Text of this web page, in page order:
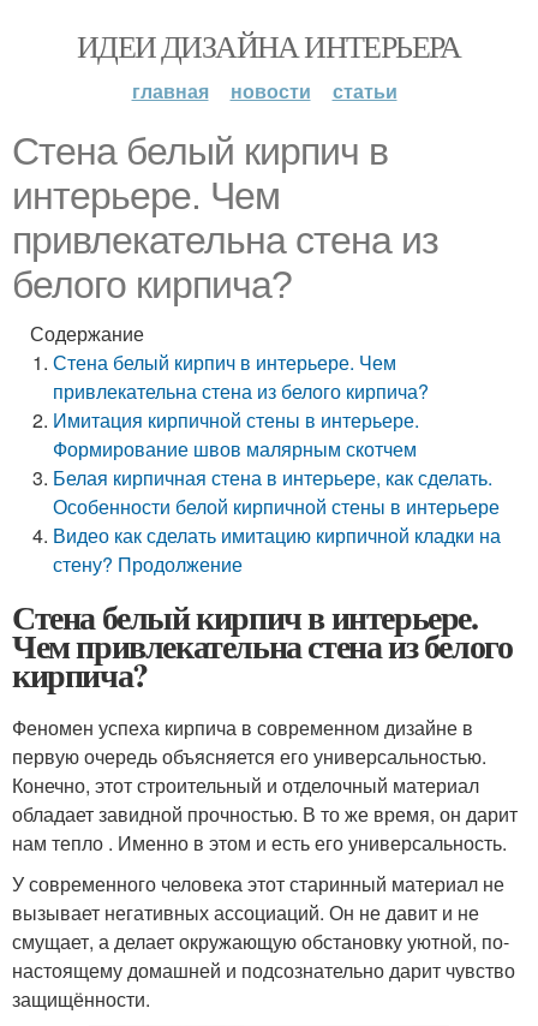
ИДЕИ ДИЗАЙНА ИНТЕРЬЕРА
главная новости статьи
Стена белый кирпич в
интерьере. Чем
привлекательна стена из
белого кирпича?
Содержание
Стена белый кирпич в интерьере. Чем
привлекательна стена из белого кирпича?
Имитация кирпичной стены в интерьере.
Формирование швов малярным скотчем
Белая кирпичная стена в интерьере, как сделать.
Особенности белой кирпичной стены в интерьере
Видео как сделать имитацию кирпичной кладки на
стену? Продолжение
Стена белый кирпич в интерьере.
Чем привлекательна стена из белого
кирпича?
Феномен успеха кирпича в современном дизайне в
первую очередь объясняется его универсальностью.
Конечно, этот строительный и отделочный материал
обладает завидной прочностью. В то же время, он дарит
нам тепло . Именно в этом и есть его универсальность.
У современного человека этот старинный материал не
вызывает негативных ассоциаций. Он не давит и не
смущает, а делает окружающую обстановку уютной, по-
настоящему домашней и подсознательно дарит чувство
защищённости.